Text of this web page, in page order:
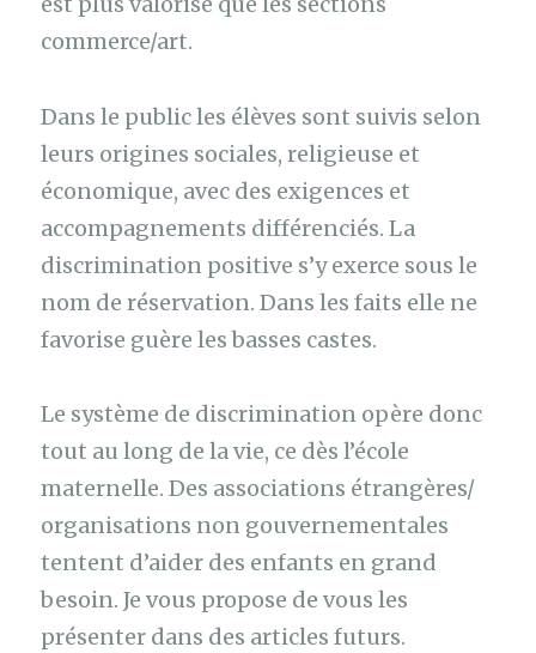
commerce/art.
Dans le public les élèves sont suivis selon
leurs origines sociales, religieuse et
économique, avec des exigences et
accompagnements différenciés. La
discrimination positive s’y exerce sous le
nom de réservation. Dans les faits elle ne
favorise guère les basses castes.
Le système de discrimination opère donc
tout au long de la vie, ce dès l’école
maternelle. Des associations étrangères/
organisations non gouvernementales
tentent d’aider des enfants en grand
besoin. Je vous propose de vous les
présenter dans des articles futurs.